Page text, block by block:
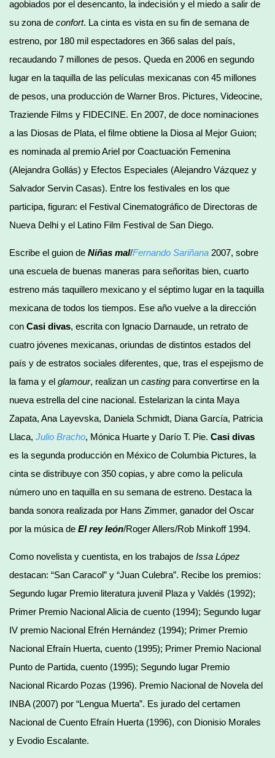
agobiados por el desencanto, la indecisión y el miedo a salir de
su zona de confort. La cinta es vista en su fin de semana de
estreno, por 180 mil espectadores en 366 salas del país,
recaudando 7 millones de pesos. Queda en 2006 en segundo
lugar en la taquilla de las películas mexicanas con 45 millones
de pesos, una producción de Warner Bros. Pictures, Videocine,
Traziende Films y FIDECINE. En 2007, de doce nominaciones
a las Diosas de Plata, el filme obtiene la Diosa al Mejor Guion;
es nominada al premio Ariel por Coactuación Femenina
(Alejandra Gollás) y Efectos Especiales (Alejandro Vázquez y
Salvador Servin Casas). Entre los festivales en los que
participa, figuran: el Festival Cinematográfico de Directoras de
Nueva Delhi y el Latino Film Festival de San Diego.
Escribe el guion de Niñas mal/Fernando Sariñana 2007, sobre
una escuela de buenas maneras para señoritas bien, cuarto
estreno más taquillero mexicano y el séptimo lugar en la taquilla
mexicana de todos los tiempos. Ese año vuelve a la dirección
con Casi divas, escrita con Ignacio Darnaude, un retrato de
cuatro jóvenes mexicanas, oriundas de distintos estados del
país y de estratos sociales diferentes, que, tras el espejismo de
la fama y el glamour, realizan un casting para convertirse en la
nueva estrella del cine nacional. Estelarizan la cinta Maya
Zapata, Ana Layevska, Daniela Schmidt, Diana García, Patricia
Llaca, Julio Bracho, Mónica Huarte y Darío T. Pie. Casi divas
es la segunda producción en México de Columbia Pictures, la
cinta se distribuye con 350 copias, y abre como la película
número uno en taquilla en su semana de estreno. Destaca la
banda sonora realizada por Hans Zimmer, ganador del Oscar
por la música de El rey león/Roger Allers/Rob Minkoff 1994.
Como novelista y cuentista, en los trabajos de Issa López
destacan: “San Caracol” y “Juan Culebra”. Recibe los premios:
Segundo lugar Premio literatura juvenil Plaza y Valdés (1992);
Primer Premio Nacional Alicia de cuento (1994); Segundo lugar
IV premio Nacional Efrén Hernández (1994); Primer Premio
Nacional Efraín Huerta, cuento (1995); Primer Premio Nacional
Punto de Partida, cuento (1995); Segundo lugar Premio
Nacional Ricardo Pozas (1996). Premio Nacional de Novela del
INBA (2007) por “Lengua Muerta”. Es jurado del certamen
Nacional de Cuento Efraín Huerta (1996), con Dionisio Morales
y Evodio Escalante.